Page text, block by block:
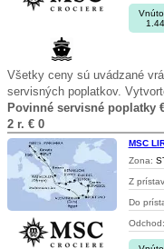
Všetky ceny sú uvádzané
servisných poplatkov.
Povinné servisné poplatky
2 r. € 0
MSC
Zona:
Z
Do
Odchod: